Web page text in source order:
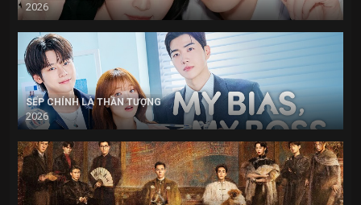
2026
SẾP CHÍNH LÀ THẦN TƯỢNG
2026